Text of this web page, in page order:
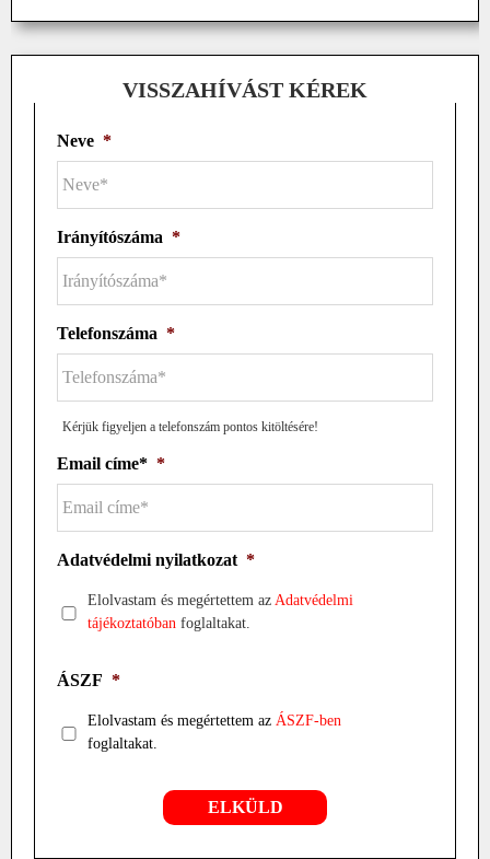
VISSZAHÍVÁST KÉREK
Neve *
Irányítószáma *
Telefonszáma *
Kérjük figyeljen a telefonszám pontos kitöltésére!
Email címe* *
Adatvédelmi nyilatkozat *
Elolvastam és megértettem az Adatvédelmi
tájékoztatóban foglaltakat.
ÁSZF *
Elolvastam és megértettem az ÁSZF-ben
foglaltakat.